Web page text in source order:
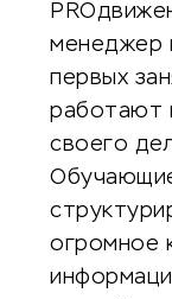
менеджер
первых
работают
своего
огромное